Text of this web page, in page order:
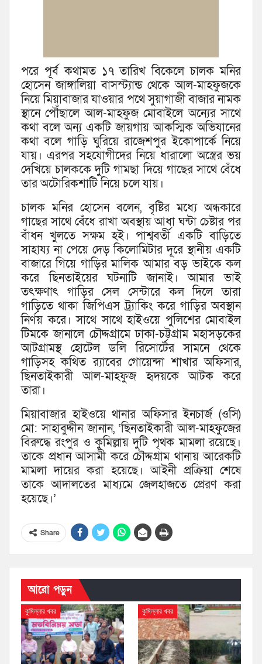
পরে পূর্ব কথামত ১৭ তারিখ বিকেলে চালক মনির
হোসেন জাঙ্গালিয়া বাসস্ট্যান্ড থেকে আল-মাহফুজকে
নিয়ে মিয়াবাজার যাওয়ার পথে সুয়াগাজী বাজার নামক
স্থানে পৌঁছালে আল-মাহফুজ মোবাইলে অন্যের সাথে
কথা বলে অন্য একটি জায়গায় আকস্মিক অভিযানের
কথা বলে গাড়ি ঘুরিয়ে রাজেশপুর ইকোপার্কে নিয়ে
যায়। এরপর সহযোগীদের নিয়ে ধারালো অস্ত্রের ভয়
দেখিয়ে চালককে দুটি গামছা দিয়ে গাছের সাথে বেঁধে
তার অটোরিকশাটি নিয়ে চলে যায়।
চালক মনির হোসেন বলেন, বৃষ্টির মধ্যে অন্ধকারে
গাছের সাথে বেঁধে রাখা অবস্থায় আধা ঘন্টা চেষ্টার পর
বাঁধন খুলতে সক্ষম হই। পাশ্ববর্তী একটি বাড়িতে
সাহায্য না পেয়ে দেড় কিলোমিটার দূরে স্থানীয় একটি
বাজারে গিয়ে গাড়ির মালিক আমার বড় ভাইকে কল
করে ছিনতাইয়ের ঘটনাটি জানাই। আমার ভাই
তৎক্ষণাৎ গাড়ির সেল সেন্টারে কল দিলে তারা
গাড়িতে থাকা জিপিএস ট্র্যাকিং করে গাড়ির অবস্থান
নির্ণয় করে। সাথে সাথে হাইওয়ে পুলিশের মোবাইল
টিমকে জানালে চৌদ্দগ্রামে ঢাকা-চট্টগ্রাম মহাসড়কের
আটগ্রামস্থ হোটেল ডলি রিসোর্টের সামনে থেকে
গাড়িসহ কথিত র‌্যাবের গোয়েন্দা শাখার অফিসার,
ছিনতাইকারী আল-মাহফুজ হৃদয়কে আটক করে
তারা।
মিয়াবাজার হাইওয়ে থানার অফিসার ইনচার্জ (ওসি)
মো: সাহাবুদ্দীন জানান, ‘ছিনতাইকারী আল-মাহফুজের
বিরুদ্ধে রংপুর ও কুমিল্লায় দুটি পৃথক মামলা রয়েছে।
তাকে প্রধান আসামী করে চৌদ্দগ্রাম থানায় আরেকটি
মামলা দায়ের করা হয়েছে। আইনী প্রক্রিয়া শেষে
তাকে আদালতের মাধ্যমে জেলহাজতে প্রেরণ করা
হয়েছে।’
Share
আরো পড়ুন
কুমিল্লার খবর কুমিল্লার খবর